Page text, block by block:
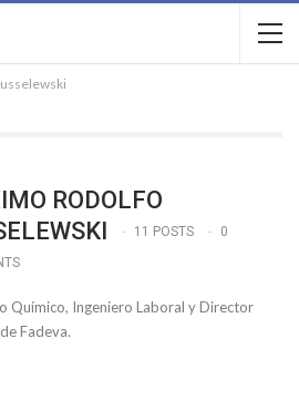
RODOLFO
11 POSTS
0
Químico, Ingeniero Laboral y Director
Fadeva.